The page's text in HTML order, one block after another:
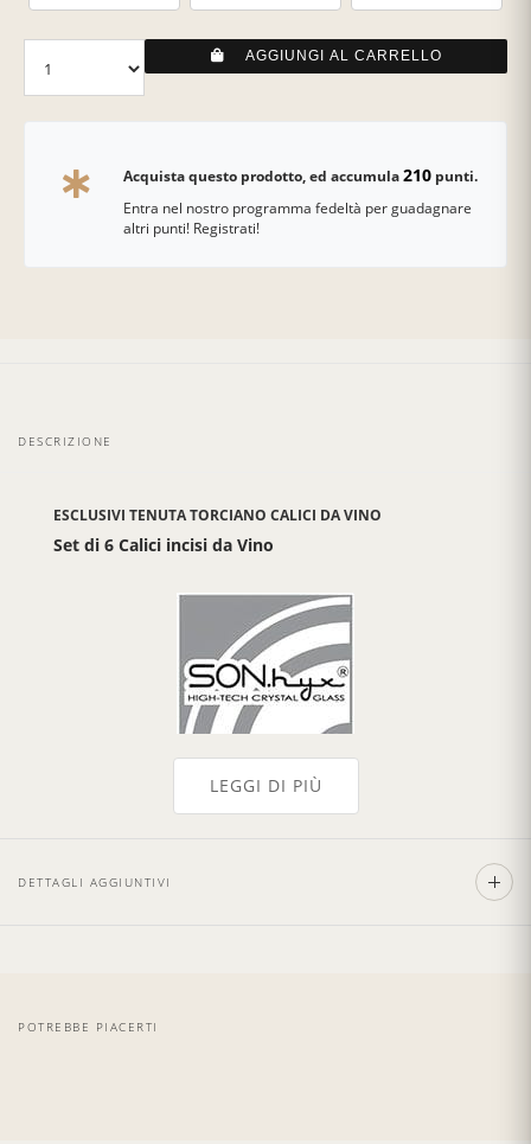
AGGIUNGI AL CARRELLO
Acquista questo prodotto, ed accumula210punti.
Entra nel nostro programma fedeltà per guadagnare
altri punti! Registrati!
DESCRIZIONE
ESCLUSIVI TENUTA TORCIANO CALICI DA VINO
Set di 6 Calici incisi da Vino
Pierluigi Giachi & Luciana Cilemmi
dopo 4.000 cicli di lavaggio industriale
LEGGI DI PIÙ
DETTAGLI AGGIUNTIVI
POTREBBE PIACERTI